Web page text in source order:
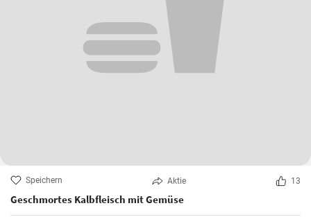
Speichern Aktie 13
Geschmortes Kalbfleisch mit Gemüse